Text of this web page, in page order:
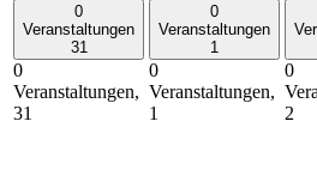
0
Veranstaltungen
31
0
Veranstaltungen,
31
0
Veranstaltungen
1
0
Veranstaltungen,
1
0
2